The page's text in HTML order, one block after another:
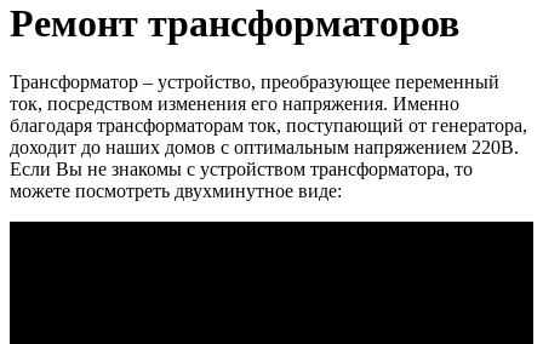
Ремонт трансформаторов
Трансформатор – устройство, преобразующее переменный
ток, посредством изменения его напряжения. Именно
благодаря трансформаторам ток, поступающий от генератора,
доходит до наших домов с оптимальным напряжением 220В.
Если Вы не знакомы с устройством трансформатора, то
можете посмотреть двухминутное виде: